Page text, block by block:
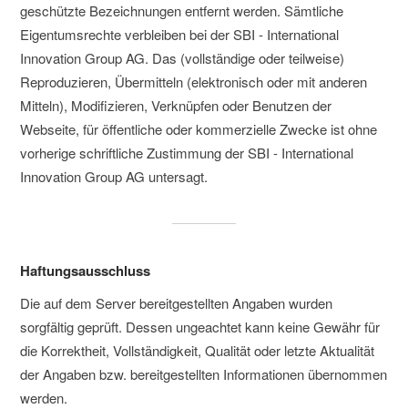
geschützte Bezeichnungen entfernt werden. Sämtliche
Eigentumsrechte verbleiben bei der SBI - International
Innovation Group AG. Das (vollständige oder teilweise)
Reproduzieren, Übermitteln (elektronisch oder mit anderen
Mitteln), Modifizieren, Verknüpfen oder Benutzen der
Webseite, für öffentliche oder kommerzielle Zwecke ist ohne
vorherige schriftliche Zustimmung der SBI - International
Innovation Group AG untersagt.
Haftungsausschluss
Die auf dem Server bereitgestellten Angaben wurden
sorgfältig geprüft. Dessen ungeachtet kann keine Gewähr für
die Korrektheit, Vollständigkeit, Qualität oder letzte Aktualität
der Angaben bzw. bereitgestellten Informationen übernommen
werden.